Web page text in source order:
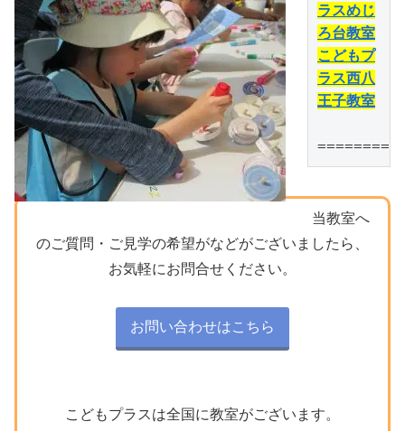
ラスめじ
ろ台教室
こどもプ
ラス西八
王子教室
当教室へ
のご質問・ご見学の希望がなどがございましたら、
お気軽にお問合せください。
お問い合わせはこちら
こどもプラスは全国に教室がございます。